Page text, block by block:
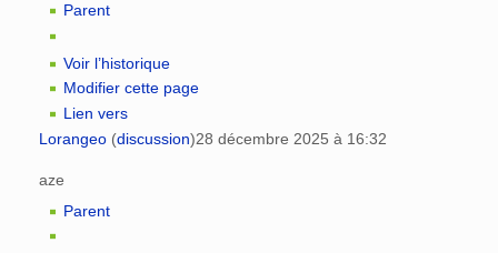
Parent
Voir l’historique
Modifier cette page
Lien vers
Lorangeo (discussion)28 décembre 2025 à 16:32
aze
Parent